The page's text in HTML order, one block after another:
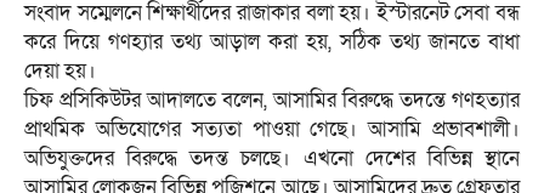
সংবাদ সম্মেলনে শিক্ষার্থীদের রাজাকার বলা হয়। ইস্টারনেট সেবা বন্ধ
করে দিয়ে গণহ্যার তথ্য আড়াল করা হয়, সঠিক তথ্য জানতে বাধা
দেয়া হয়।
চিফ প্রসিকিউটর আদালতে বলেন, আসামির বিরুদ্ধে তদন্তে গণহত্যার
প্রাথমিক অভিযোগের সত্যতা পাওয়া গেছে। আসামি প্রভাবশালী।
অভিযুক্তদের বিরুদ্ধে তদন্ত চলছে। এখনো দেশের বিভিন্ন স্থানে